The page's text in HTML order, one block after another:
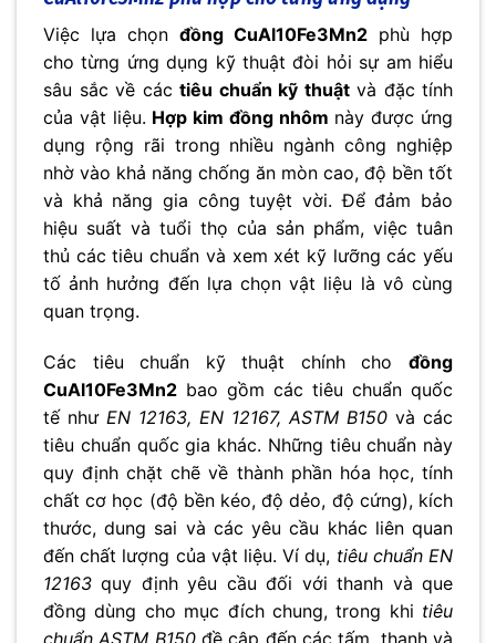
Việc lựa chọn đồng CuAl10Fe3Mn2 phù hợp
cho từng ứng dụng kỹ thuật đòi hỏi sự am hiểu
sâu sắc về các tiêu chuẩn kỹ thuậtvà đặc tính
của vật liệu. Hợp kim đồng nhôm này được ứng
dụng rộng rãi trong nhiều ngành công nghiệp
nhờ vào khả năng chống ăn mòn cao, độ bền tốt
và khả năng gia công tuyệt vời. Để đảm bảo
hiệu suất và tuổi thọ của sản phẩm, việc tuân
thủ các tiêu chuẩn và xem xét kỹ lưỡng các yếu
tố ảnh hưởng đến lựa chọn vật liệu là vô cùng
quan trọng.
Các tiêu chuẩn kỹ thuật chính cho đồng
CuAl10Fe3Mn2 bao gồm các tiêu chuẩn quốc
tế như EN 12163, EN 12167, ASTM B150 và các
tiêu chuẩn quốc gia khác. Những tiêu chuẩn này
quy định chặt chẽ về thành phần hóa học, tính
chất cơ học (độ bền kéo, độ dẻo, độ cứng), kích
thước, dung sai và các yêu cầu khác liên quan
đến chất lượng của vật liệu. Ví dụ, tiêu chuẩn EN
12163 quy định yêu cầu đối với thanh và que
đồng dùng cho mục đích chung, trong khi tiêu